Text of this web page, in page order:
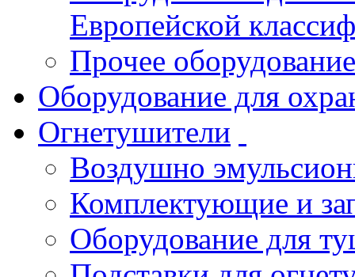
Европейской
Прочее оборудование
Оборудование для
Огнетушители
Воздушно
Комплектующие и
Оборудование для